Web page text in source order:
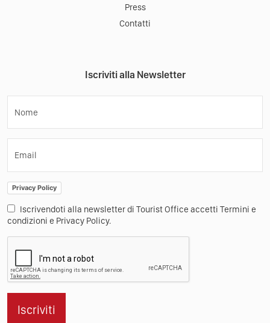
Press
Contatti
Iscriviti alla Newsletter
Nome
Email
Privacy Policy
Iscrivendoti alla newsletter di Tourist Office accetti Termini e
condizioni e Privacy Policy.
Iscriviti